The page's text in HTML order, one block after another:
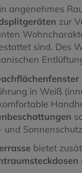
angenehmes
zur
sind. Des
in Weiß
und
bietet